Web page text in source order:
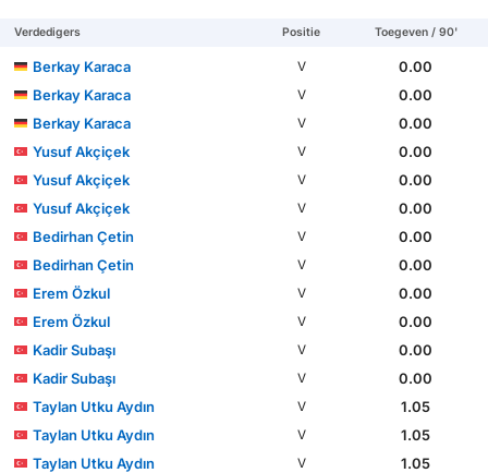
Verdedigers Positie Toegeven / 90'
Berkay Karaca V
0.00
Berkay Karaca
V
0.00
Berkay Karaca
V
0.00
Yusuf Akçiçek
V
0.00
Yusuf Akçiçek
V
0.00
Yusuf Akçiçek
V
0.00
Bedirhan Çetin
V
0.00
Bedirhan Çetin
V
0.00
Erem Özkul
V
0.00
Erem Özkul
V
0.00
Kadir Subaşı
V
0.00
Kadir Subaşı
V
0.00
Taylan Utku Aydın
V
1.05
Taylan Utku Aydın
V
1.05
Taylan Utku Aydın
V
1.05